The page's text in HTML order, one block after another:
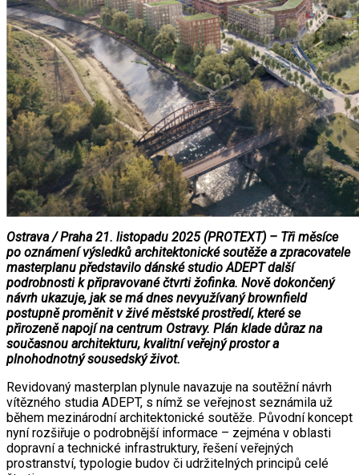
Ostrava / Praha 21. listopadu 2025 (PROTEXT) – Tři měsíce
po oznámení výsledků architektonické soutěže a zpracovatele
masterplanu představilo dánské studio ADEPT další
podrobnosti k připravované čtvrti žofinka. Nově dokončený
návrh ukazuje, jak se má dnes nevyužívaný brownfield
postupně proměnit v živé městské prostředí, které se
přirozeně napojí na centrum Ostravy. Plán klade důraz na
současnou architekturu, kvalitní veřejný prostor a
plnohodnotný sousedský život.
Revidovaný masterplan plynule navazuje na soutěžní návrh
vítězného studia ADEPT, s nímž se veřejnost seznámila už
během mezinárodní architektonické soutěže. Původní koncept
nyní rozšiřuje o podrobnější informace – zejména v oblasti
dopravní a technické infrastruktury, řešení veřejných
prostranství, typologie budov či udržitelných principů celé